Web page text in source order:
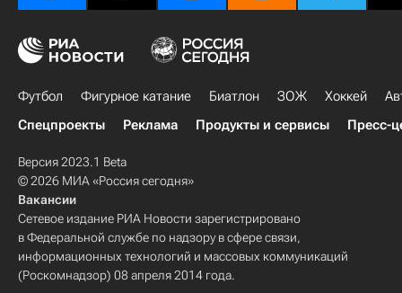
Футбол Фигурное катание Биатлон ЗОЖ Хоккей
Спецпроекты
Реклама Продукты и сервисы Пресс-
Версия 2023.1 Beta
© 2026 МИА «Россия сегодня»
Вакансии
Сетевое издание РИА Новости зарегистрировано
в Федеральной службе по надзору в сфере связи,
информационных технологий и массовых коммуникаций
(Роскомнадзор) 08 апреля 2014 года.